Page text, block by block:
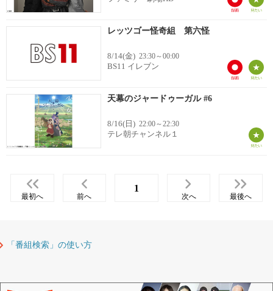
レッツゴー怪奇組 第六怪
8/14(金) 23:30～00:00
BS11 イレブン
天幕のジャードゥーガル #6
8/16(日) 22:00～22:30
テレ朝チャンネル１
最初へ 前へ
1
次へ 最後へ
「番組検索」の使い方